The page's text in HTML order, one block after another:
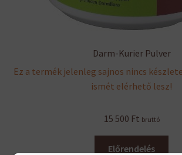
Darm-Kurier Pulver
Ez a termék jelenleg sajnos nincs
ismét elérhető lesz!
15 500 Ft bruttó
Előrendelés